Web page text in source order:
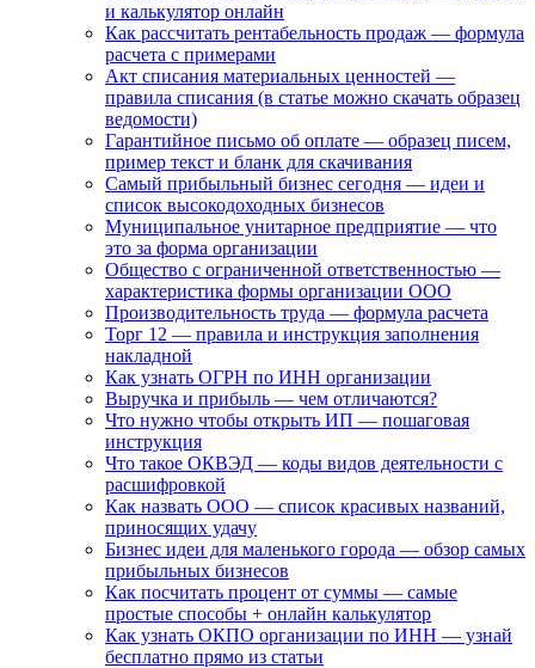
и калькулятор онлайн
Как рассчитать рентабельность продаж — формула
расчета с примерами
Акт списания материальных ценностей —
правила списания (в статье можно скачать образец
ведомости)
Гарантийное письмо об оплате — образец писем,
пример текст и бланк для скачивания
Самый прибыльный бизнес сегодня — идеи и
список высокодоходных бизнесов
Муниципальное унитарное предприятие — что
это за форма организации
Общество с ограниченной ответственностью —
характеристика формы организации ООО
Производительность труда — формула расчета
Торг 12 — правила и инструкция заполнения
накладной
Как узнать ОГРН по ИНН организации
Выручка и прибыль — чем отличаются?
Что нужно чтобы открыть ИП — пошаговая
инструкция
Что такое ОКВЭД — коды видов деятельности с
расшифровкой
Как назвать ООО — список красивых названий,
приносящих удачу
Бизнес идеи для маленького города — обзор самых
прибыльных бизнесов
Как посчитать процент от суммы — самые
простые способы + онлайн калькулятор
Как узнать ОКПО организации по ИНН — узнай
бесплатно прямо из статьи